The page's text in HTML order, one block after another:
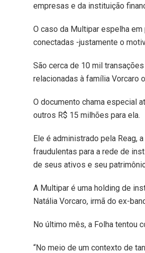
empresas e da instituição
O caso da Multipar espelha
conectadas -justamente o
São cerca de 10 mil
relacionadas à família Vorcaro
O documento chama especial
outros R$ 15 milhões para ela.
Ele é administrado pela Reag,
fraudulentas para a rede de
de seus ativos e seu
A Multipar é uma holding de
Natália Vorcaro, irmã do ex-
No último mês, a Folha tentou
“No meio de um contexto de